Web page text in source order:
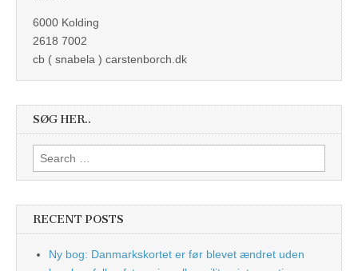
6000 Kolding
2618 7002
cb ( snabela ) carstenborch.dk
SØG HER..
Search
for:
RECENT POSTS
Ny bog: Danmarkskortet er før blevet ændret uden